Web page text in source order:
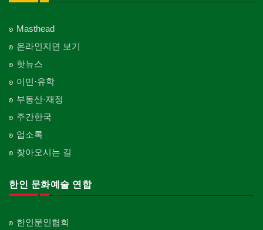
Masthead
온라인지면 보기
핫뉴스
이민·유학
부동산·재정
주간한국
업소록
찾아오시는 길
한인 문화예술 연합
한인문인협회